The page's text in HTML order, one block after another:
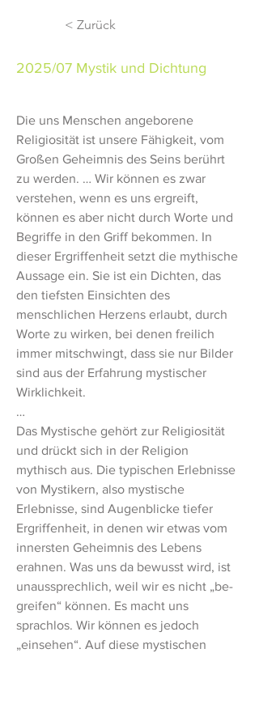
< Zurück
2025/07 Mystik und Dichtung
Die uns Menschen angeborene
Religiosität ist unsere Fähigkeit, vom
Großen Geheimnis des Seins berührt
zu werden. … Wir können es zwar
verstehen, wenn es uns ergreift,
können es aber nicht durch Worte und
Begriffe in den Griff bekommen. In
dieser Ergriffenheit setzt die mythische
Aussage ein. Sie ist ein Dichten, das
den tiefsten Einsichten des
menschlichen Herzens erlaubt, durch
Worte zu wirken, bei denen freilich
immer mitschwingt, dass sie nur Bilder
sind aus der Erfahrung mystischer
Wirklichkeit.
…
Das Mystische gehört zur Religiosität
und drückt sich in der Religion
mythisch aus. Die typischen Erlebnisse
von Mystikern, also mystische
Erlebnisse, sind Augenblicke tiefer
Ergriffenheit, in denen wir etwas vom
innersten Geheimnis des Lebens
erahnen. Was uns da bewusst wird, ist
unaussprechlich, weil wir es nicht „be-
greifen“ können. Es macht uns
sprachlos. Wir können es jedoch
„einsehen“. Auf diese mystischen